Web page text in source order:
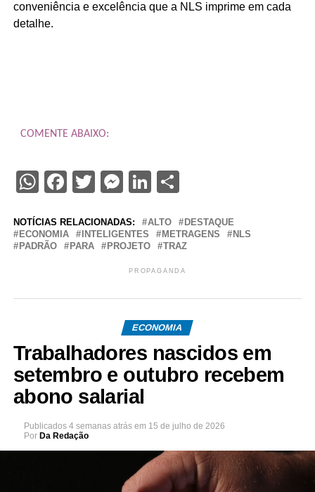
conveniência e excelência que a NLS imprime em cada
detalhe.
COMENTE ABAIXO:
WhatsApp
Facebook
TwitterMessenger
LinkedIn
NOTÍCIAS RELACIONADAS: ALTO
DESTAQUE
ECONOMIA
INTELIGENTES METRAGENS
NLS
PADRÃO
PARA PROJETO TRAZ
PROPAGANDA
ECONOMIA
Trabalhadores nascidos em
setembro e outubro recebem
abono salarial
Publicados 4 semanas atrás em 15 de julho de 2026
Por Da Redação